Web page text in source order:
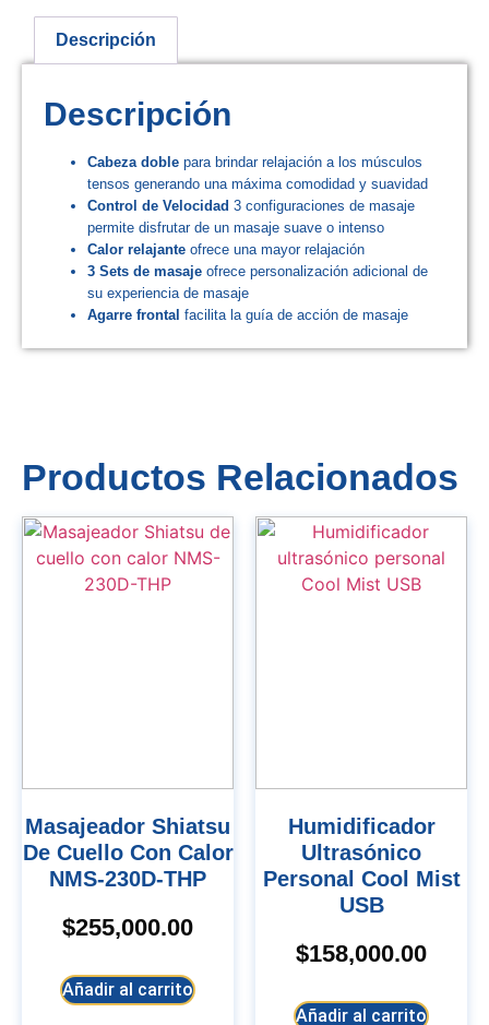
Descripción
Descripción
Cabeza doble para brindar relajación a los músculos
tensos generando una máxima comodidad y suavidad
Control de Velocidad 3 configuraciones de masaje
permite disfrutar de un masaje suave o intenso
Calor relajante ofrece una mayor relajación
3 Sets de masaje ofrece personalización adicional de
su experiencia de masaje
Agarre frontal facilita la guía de acción de masaje
Productos Relacionados
Masajeador Shiatsu
De Cuello Con Calor
NMS-230D-THP
$255,000.00
Añadir al carrito
Humidificador
Ultrasónico
Personal Cool Mist
USB
$158,000.00
Añadir al carrito